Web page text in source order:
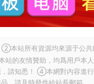
本站所有資源均來源于公共
的友情贊助，均爲用戶本
請知悉！ ④本網對内容進
，請及時發件給站長郵箱